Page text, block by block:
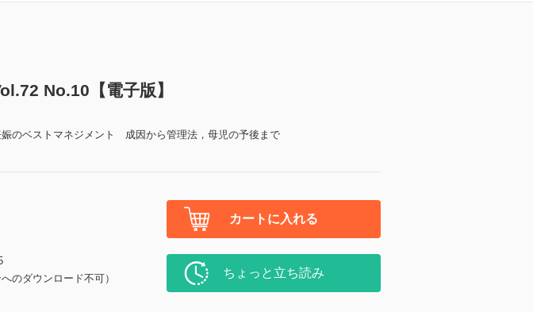
No.10【電子版】
のベストマネジメント 成因から管理法，母児の予後まで
のダウンロード不可）
カートに入れる
ちょっと立ち読み